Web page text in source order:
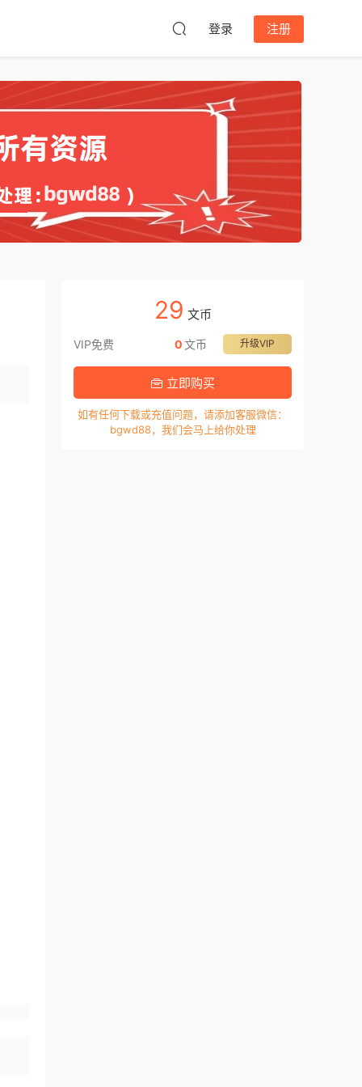
登录 注册
29 文币
VIP免费 升级VIP
0文币
立即购买
如有任何下载或充值问题，请添加客服微信：
bgwd88，我们会马上给你处理